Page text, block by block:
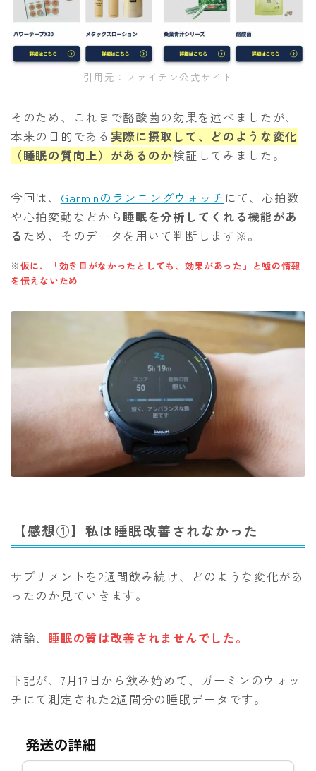
引用元：ファイテン公式サイト
そのため、これまで酪酸菌の効果を述べましたが、
本来の目的である 実際に摂取して、どのような変化
（睡眠の質向上）があるのか検証してみました。
今回は、 Garminのランニングウォッチ にて、心拍数
や心拍変動などから 睡眠を分析してくれる機能があ
る ため、そのデータを用いて判断します※。
※仮に、「効き目がなかったとしても、効果があった」と嘘の情報
を伝えないため
【感想①】私は睡眠改善されなかった
サプリメントを2週間飲み続け、どのような変化があ
ったのか見ていきます。
結論、 睡眠の質は改善されませんでした。
下記が、7月17日から飲み始めて、ガーミンのウォッ
チにて測定された2週間分の睡眠データです。